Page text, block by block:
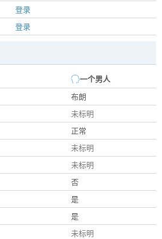
登录
登录
一个男人
布朗
未标明
正常
未标明
未标明
否
是
是
未标明